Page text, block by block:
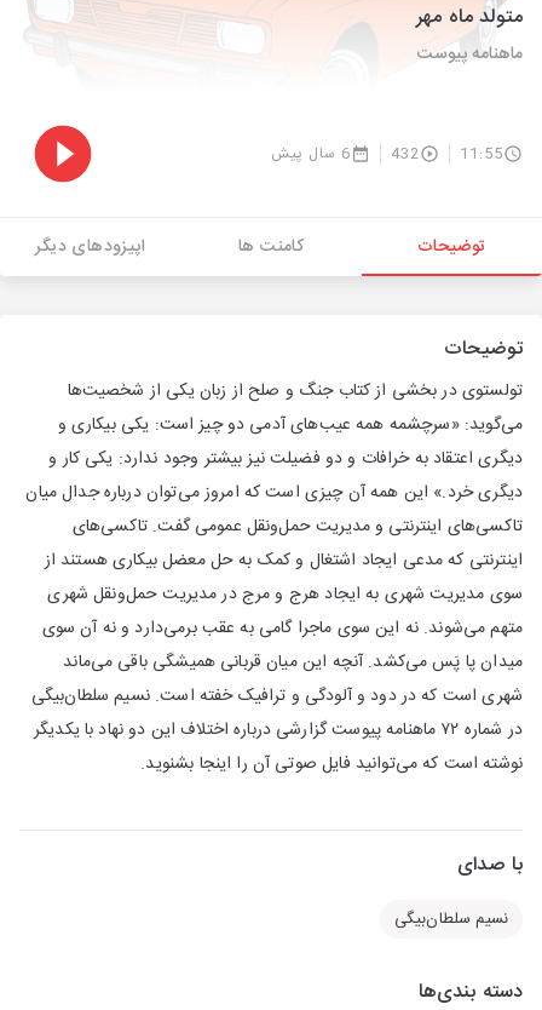
متولد ماه مهر
ماهنامه پیوست
11:55
432 6 سال پیش
توضیحات کامنت ها اپیزودهای دیگر
توضیحات
تولستوی در بخشی از کتاب جنگ و صلح از زبان یکی از شخصیت‌ها
می‌گوید: «سرچشمه همه عیب‌های آدمی دو چیز است: یکی بیکاری و
دیگری اعتقاد به خرافات و دو فضیلت نیز بیشتر وجود ندارد: یکی کار و
دیگری خرد.» این همه آن چیزی است که امروز می‌توان درباره جدال میان
تاکسی‌های اینترنتی و مدیریت حمل‌ونقل عمومی گفت. تاکسی‌های
اینترنتی که مدعی ایجاد اشتغال و کمک به حل معضل بیکاری هستند از
سوی مدیریت شهری به ایجاد هرج ‌و مرج در مدیریت حمل‌ونقل شهری
متهم می‌شوند. نه این سوی ماجرا گامی به عقب برمی‌دارد و نه آن سوی
میدان پا پَس می‌کشد. آنچه این میان قربانی همیشگی باقی می‌ماند
شهری است که در دود و آلودگی و ترافیک خفته است. نسیم سلطان‌بیگی
در شماره ۷۲ ماهنامه پیوست گزارشی درباره اختلاف این دو نهاد با یکدیگر
نوشته است که می‌توانید فایل صوتی آن را اینجا بشنوید.
با صدای
نسیم سلطان‌بیگی
دسته بندی‌ها